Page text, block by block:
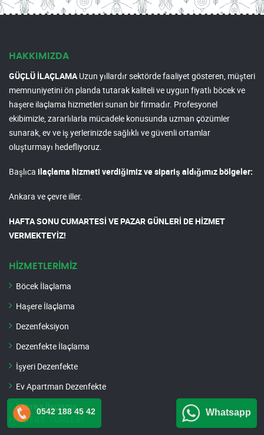
HAKKIMIZDA
GÜÇLÜ İLAÇLAMAUzun yıllardır sektörde faaliyet gösteren, müşteri
memnuniyetini ön planda tutarak kaliteli ve uygun fiyatlı böcek ve
haşere ilaçlama hizmetleri sunan bir firmadır. Profesyonel
ekibimizle, zararlılarla mücadele konusunda uzman çözümler
sunarak, ev ve iş yerlerinizde sağlıklı ve güvenli ortamlar
oluşturmayı hedefliyoruz.
Başlıca ilaçlama hizmeti verdiğimiz ve sipariş aldığımız bölgeler:
Ankara ve çevre iller.
HAFTA SONU CUMARTESİ VE PAZAR GÜNLERİ DE HİZMET
VERMEKTEYİZ!
HİZMETLERİMİZ
Böcek İlaçlama
Haşere İlaçlama
Dezenfeksiyon
Dezenfekte İlaçlama
İşyeri Dezenfekte
Ev Apartman Dezenfekte
Fabrika İlaçlama
HAŞERE TÜRLERİ
0542 188 45 42 Whatsapp